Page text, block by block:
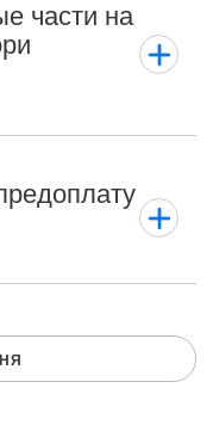
части на